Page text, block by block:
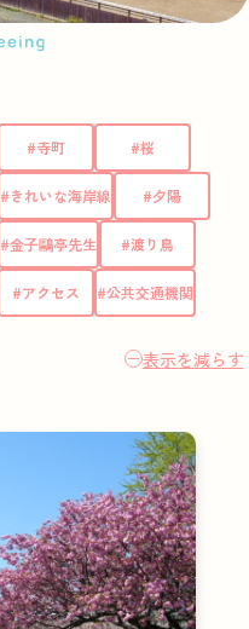
#寺町 #桜
#きれいな海岸線 #夕陽
#金子鷗亭先生 #渡り鳥
#アクセス #公共交通機関
表示を減らす